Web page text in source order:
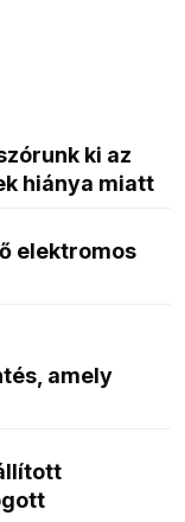
ki az
hiánya miatt
elektromos
amely